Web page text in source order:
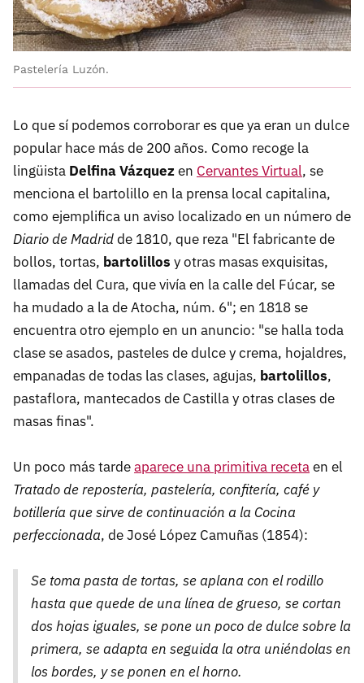
Pastelería Luzón.
Lo que sí podemos corroborar es que ya eran un dulce
popular hace más de 200 años. Como recoge la
lingüista Delfina Vázquezen Cervantes Virtual, se
menciona el bartolillo en la prensa local capitalina,
como ejemplifica un aviso localizado en un número de
Diario de Madridde 1810, que reza "El fabricante de
bollos, tortas, bartolillos y otras masas exquisitas,
llamadas del Cura, que vivía en la calle del Fúcar, se
ha mudado a la de Atocha, núm. 6"; en 1818 se
encuentra otro ejemplo en un anuncio: "se halla toda
clase se asados, pasteles de dulce y crema, hojaldres,
empanadas de todas las clases, agujas, bartolillos,
pastaflora, mantecados de Castilla y otras clases de
masas finas".
Un poco más tardeaparece una primitiva recetaen el
Tratado de repostería, pastelería, confitería, café y
botillería que sirve de continuación a la Cocina
perfeccionada, de José López Camuñas (1854):
Se toma pasta de tortas, se aplana con el rodillo
hasta que quede de una línea de grueso, se cortan
dos hojas iguales, se pone un poco de dulce sobre la
primera, se adapta en seguida la otra uniéndolas en
los bordes, y se ponen en el horno.